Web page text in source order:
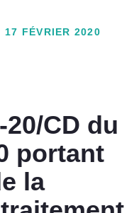
17 FÉVRIER 2020
CD du
portant
la